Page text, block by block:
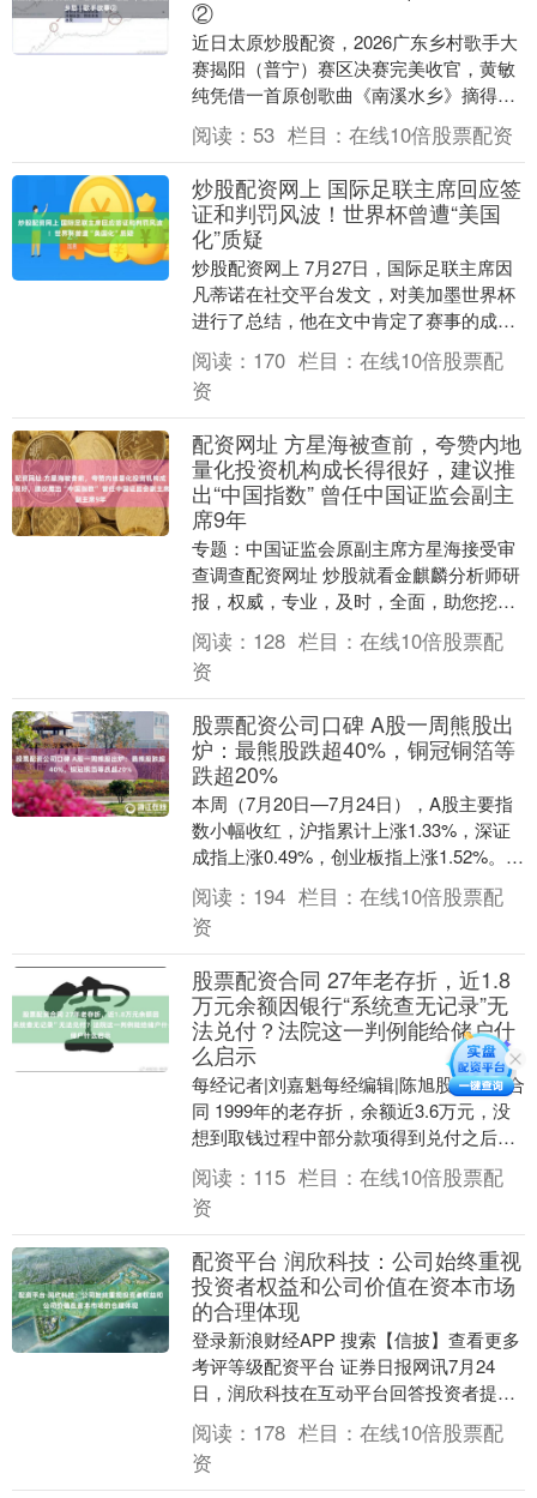
②
近日太原炒股配资，2026广东乡村歌手大
赛揭阳（普宁）赛区决赛完美收官，黄敏
纯凭借一首原创歌曲《南溪水乡》摘得亚
军，成功拿到晋级省级半决赛的入场券。
身为榕城区政....
阅读： 53 栏目： 在线10倍股票配资
炒股配资网上 国际足联主席回应签
证和判罚风波！世界杯曾遭“美国
化”质疑
炒股配资网上 7月27日，国际足联主席因
凡蒂诺在社交平台发文，对美加墨世界杯
进行了总结，他在文中肯定了赛事的成
果，并对世界杯期间美伊场内外关系、签
证风波及判罚争....
阅读： 170 栏目： 在线10倍股票配
资
配资网址 方星海被查前，夸赞内地
量化投资机构成长得很好，建议推
出“中国指数” 曾任中国证监会副主
席9年
专题：中国证监会原副主席方星海接受审
查调查配资网址 炒股就看金麒麟分析师研
报，权威，专业，及时，全面，助您挖掘
潜力主题机会！ 来源：大河报 中央纪委国
家监委网站....
阅读： 128 栏目： 在线10倍股票配
资
股票配资公司口碑 A股一周熊股出
炉：最熊股跌超40%，铜冠铜箔等
跌超20%
本周（7月20日—7月24日），A股主要指
数小幅收红，沪指累计上涨1.33%，深证
成指上涨0.49%，创业板指上涨1.52%。但
个股分化剧烈，全周上涨个股仅14....
阅读： 194 栏目： 在线10倍股票配
资
股票配资合同 27年老存折，近1.8
万元余额因银行“系统查无记录”无
法兑付？法院这一判例能给储户什
么启示
每经记者|刘嘉魁每经编辑|陈旭股票配资合
同 1999年的老存折，余额近3.6万元，没
想到取钱过程中部分款项得到兑付之后，
再后续却被银行告知“查无此账”。 《每
日....
阅读： 115 栏目： 在线10倍股票配
资
配资平台 润欣科技：公司始终重视
投资者权益和公司价值在资本市场
的合理体现
登录新浪财经APP 搜索【信披】查看更多
考评等级配资平台 证券日报网讯7月24
日，润欣科技在互动平台回答投资者提问
时表示，二级市场股价受宏观经济、行业
发展、市场....
阅读： 178 栏目： 在线10倍股票配
资